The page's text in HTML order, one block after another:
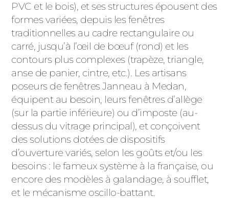
PVC et le bois), et ses structures épousent des
formes variées, depuis les fenêtres
traditionnelles au cadre rectangulaire ou
carré, jusqu’à l’œil de bœuf (rond) et les
contours plus complexes (trapèze, triangle,
anse de panier, cintre, etc.). Les artisans
poseurs de fenêtres Janneau à Medan,
équipent au besoin, leurs fenêtres d’allège
(sur la partie inférieure) ou d’imposte (au-
dessus du vitrage principal), et conçoivent
des solutions dotées de dispositifs
d’ouverture variés, selon les goûts et/ou les
besoins : le fameux système à la française, ou
encore des modèles à galandage, à soufflet,
et le mécanisme oscillo-battant.